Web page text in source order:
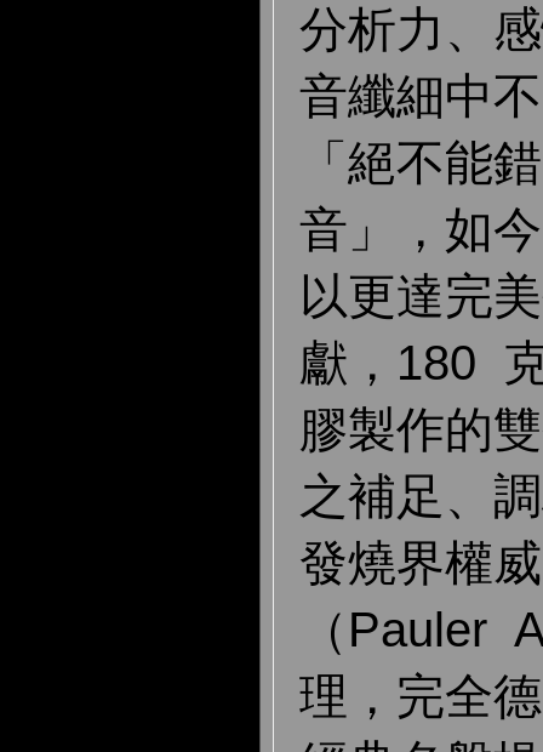
分析力、
音纖細中
「絕不能
音」，如
以更達完
獻，180
膠製作的
之補足、
發燒界權
（Pauler
理，完全